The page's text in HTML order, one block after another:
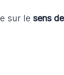
sur le sens